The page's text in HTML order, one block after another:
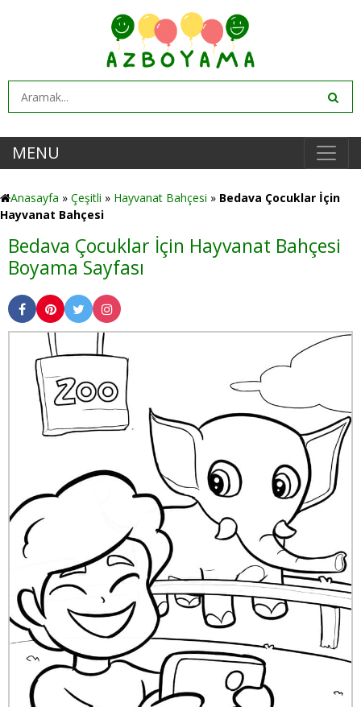
MENU
Anasayfa » Çeşitli » Hayvanat Bahçesi » Bedava Çocuklar İçin
Hayvanat Bahçesi
Bedava Çocuklar İçin Hayvanat Bahçesi
Boyama Sayfası